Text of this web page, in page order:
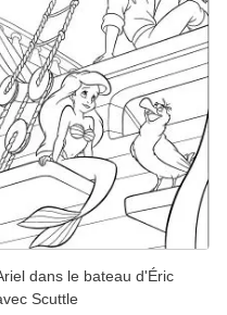
dans le bateau d'Éric
Scuttle